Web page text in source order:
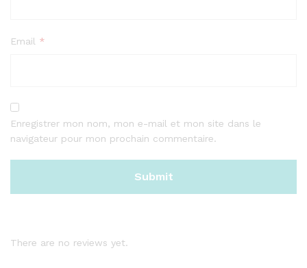
Email *
Enregistrer mon nom, mon e-mail et mon site dans le
navigateur pour mon prochain commentaire.
There are no reviews yet.